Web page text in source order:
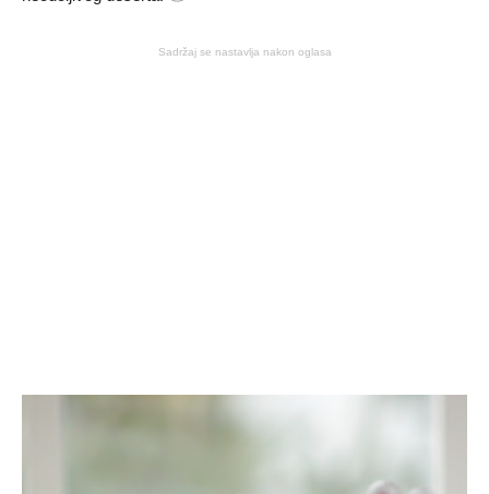
Sadržaj se nastavlja nakon oglasa